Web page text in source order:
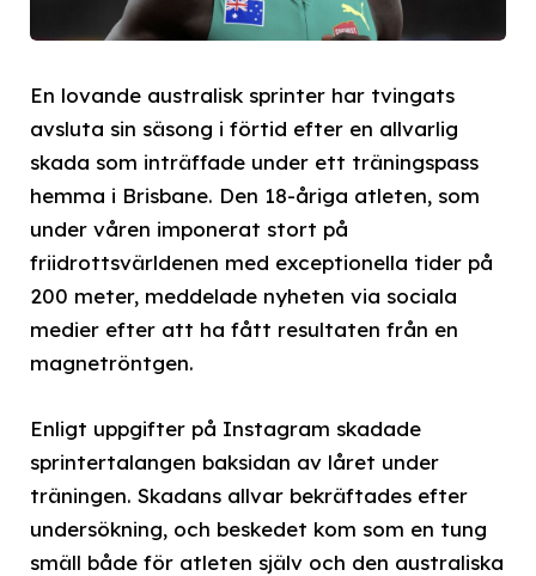
En lovande australisk sprinter har tvingats
avsluta sin säsong i förtid efter en allvarlig
skada som inträffade under ett träningspass
hemma i Brisbane. Den 18-åriga atleten, som
under våren imponerat stort på
friidrottsvärldenen med exceptionella tider på
200 meter, meddelade nyheten via sociala
medier efter att ha fått resultaten från en
magnetröntgen.
Enligt uppgifter på Instagram skadade
sprintertalangen baksidan av låret under
träningen. Skadans allvar bekräftades efter
undersökning, och beskedet kom som en tung
smäll både för atleten själv och den australiska